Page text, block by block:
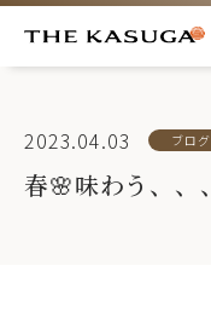
2023.04.03 ブログ
春🌸味わう、、、